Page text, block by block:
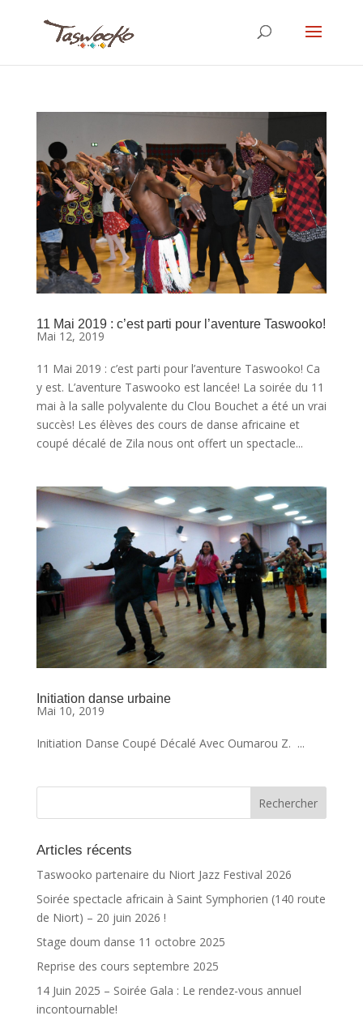
11 Mai 2019 : c’est parti pour l’aventure Taswooko!
Mai 12, 2019
11 Mai 2019 : c’est parti pour l’aventure Taswooko! Ca
y est. L’aventure Taswooko est lancée! La soirée du 11
mai à la salle polyvalente du Clou Bouchet a été un vrai
succès! Les élèves des cours de danse africaine et
coupé décalé de Zila nous ont offert un spectacle...
Initiation danse urbaine
Mai 10, 2019
Initiation Danse Coupé Décalé Avec Oumarou Z. ...
Articles récents
Taswooko partenaire du Niort Jazz Festival 2026
Soirée spectacle africain à Saint Symphorien (140 route
de Niort) – 20 juin 2026 !
Stage doum danse 11 octobre 2025
Reprise des cours septembre 2025
14 Juin 2025 – Soirée Gala : Le rendez-vous annuel
incontournable!